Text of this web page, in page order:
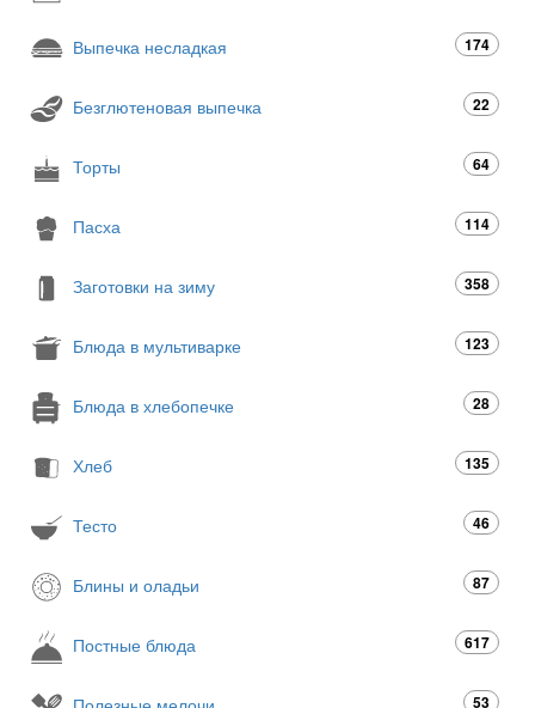
Выпечка несладкая 174
Безглютеновая выпечка 22
Торты 64
Пасха 114
Заготовки на зиму 358
Блюда в мультиварке 123
Блюда в хлебопечке 28
Хлеб 135
Тесто 46
Блины и оладьи 87
Постные блюда 617
53